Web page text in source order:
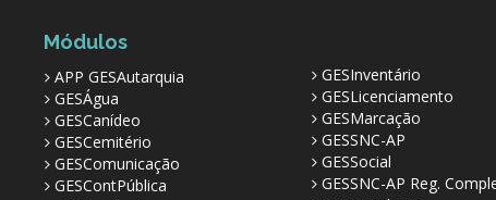
Módulos
APP GESAutarquia
GESÁgua
GESCanídeo
GESCemitério
GESComunicação
GESContPública
GESInventário
GESLicenciamento
GESMarcação
GESSNC-AP
GESSocial
GESSNC-AP Reg.